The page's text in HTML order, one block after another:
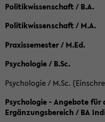
Politikwissenschaft / B.A.
Politikwissenschaft / M.A.
Praxissemester / M.Ed.
Psychologie / B.Sc.
Psychologie / M.Sc.
Psychologie - Angebote für
Ergänzungsbereich / BA